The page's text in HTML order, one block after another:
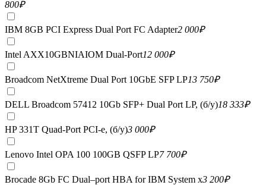
800₽
IBM 8GB PCI Express Dual Port FC Adapter2 000₽
Intel AXX10GBNIAIOM Dual-Port12 000₽
Broadcom NetXtreme Dual Port 10GbE SFP LP13 750₽
DELL Broadcom 57412 10Gb SFP+ Dual Port LP, (б/у)18 333₽
HP 331T Quad-Port PCI-e, (б/у)3 000₽
Lenovo Intel OPA 100 100GB QSFP LP7 700₽
Brocade 8Gb FC Dual–port HBA for IBM System x3 200₽